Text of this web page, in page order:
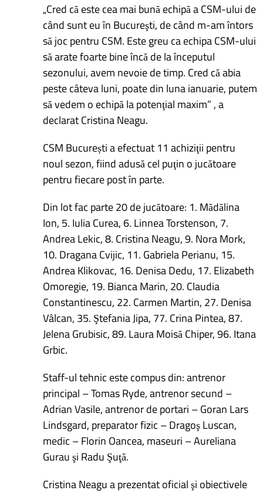
„Cred că este cea mai bună echipă a CSM-ului de
când sunt eu în Bucureşti, de când m-am întors
să joc pentru CSM. Este greu ca echipa CSM-ului
să arate foarte bine încă de la începutul
sezonului, avem nevoie de timp. Cred că abia
peste câteva luni, poate din luna ianuarie, putem
să vedem o echipă la potenţial maxim” , a
declarat Cristina Neagu.
CSM București a efectuat 11 achiziţii pentru
noul sezon, fiind adusă cel puţin o jucătoare
pentru fiecare post în parte.
Din lot fac parte 20 de jucătoare: 1. Mădălina
Ion, 5. Iulia Curea, 6. Linnea Torstenson, 7.
Andrea Lekic, 8. Cristina Neagu, 9. Nora Mork,
10. Dragana Cvijic, 11. Gabriela Perianu, 15.
Andrea Klikovac, 16. Denisa Dedu, 17. Elizabeth
Omoregie, 19. Bianca Marin, 20. Claudia
Constantinescu, 22. Carmen Martin, 27. Denisa
Vâlcan, 35. Ştefania Jipa, 77. Crina Pintea, 87.
Jelena Grubisic, 89. Laura Moisă Chiper, 96. Itana
Grbic.
Staff-ul tehnic este compus din: antrenor
principal – Tomas Ryde, antrenor secund –
Adrian Vasile, antrenor de portari – Goran Lars
Lindsgard, preparator fizic – Dragoş Luscan,
medic – Florin Oancea, maseuri – Aureliana
Gurau şi Radu Şuţă.
Cristina Neagu a prezentat oficial şi obiectivele